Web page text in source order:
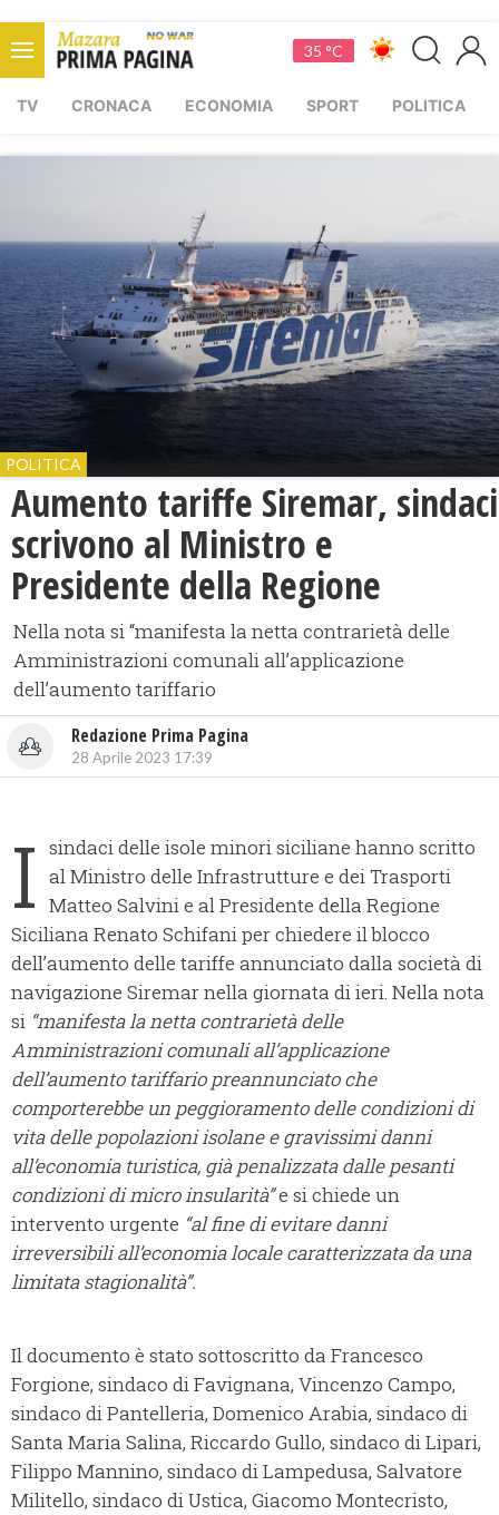
35 °C
TV CRONACA ECONOMIA SPORT POLITICA
POLITICA
Aumento tariffe Siremar, sindaci
scrivono al Ministro e
Presidente della Regione
Nella nota si “manifesta la netta contrarietà delle
Amministrazioni comunali all’applicazione
dell’aumento tariffario
Redazione Prima Pagina
28 Aprile 2023 17:39
I sindaci delle isole minori siciliane hanno scritto
al Ministro delle Infrastrutture e dei Trasporti
Matteo Salvini e al Presidente della Regione
Siciliana Renato Schifani per chiedere il blocco
dell’aumento delle tariffe annunciato dalla società di
navigazione Siremar nella giornata di ieri. Nella nota
si “manifesta la netta contrarietà delle
Amministrazioni comunali all’applicazione
dell’aumento tariffario preannunciato che
comporterebbe un peggioramento delle condizioni di
vita delle popolazioni isolane e gravissimi danni
all’economia turistica, già penalizzata dalle pesanti
condizioni di micro insularità”e si chiede un
intervento urgente “al fine di evitare danni
irreversibili all’economia locale caratterizzata da una
limitata stagionalità”.
Il documento è stato sottoscritto da Francesco
Forgione, sindaco di Favignana, Vincenzo Campo,
sindaco di Pantelleria, Domenico Arabia, sindaco di
Santa Maria Salina, Riccardo Gullo, sindaco di Lipari,
Filippo Mannino, sindaco di Lampedusa, Salvatore
Militello, sindaco di Ustica, Giacomo Montecristo,